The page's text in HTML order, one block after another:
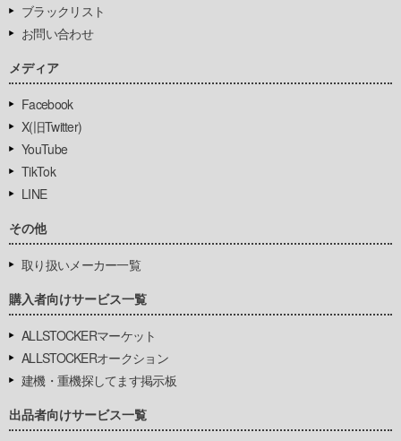
ブラックリスト
お問い合わせ
メディア
Facebook
X(旧Twitter)
YouTube
TikTok
LINE
その他
取り扱いメーカー一覧
購入者向けサービス一覧
ALLSTOCKERマーケット
ALLSTOCKERオークション
建機・重機探してます掲示板
出品者向けサービス一覧